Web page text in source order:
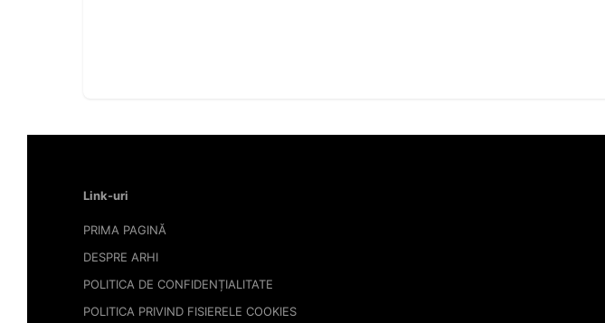
Link-uri
PRIMA PAGINĂ
DESPRE ARHI
POLITICA DE CONFIDENȚIALITATE
POLITICA PRIVIND FISIERELE COOKIES